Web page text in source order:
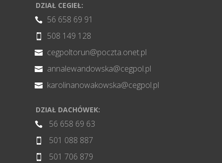
DZIAŁ CEGIEŁ:
 56 658 69 91
 508 149 128
 cegpoltorun@poczta.onet.pl
 annalewandowska@cegpol.pl
 karolinanowakowska@cegpol.pl
DZIAŁ DACHÓWEK:
 56 658 69 63
 501 088 887
 501 706 879